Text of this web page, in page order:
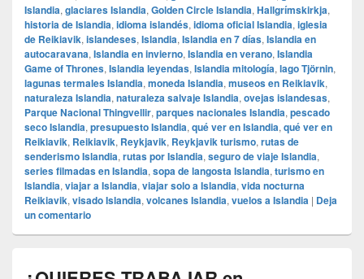
Islandia, glaciares Islandia, Golden Circle Islandia, Hallgrímskirkja,
historia de Islandia, idioma islandés, idioma oficial Islandia, iglesia
de Reikiavik, islandeses, Islandia, Islandia en 7 días, Islandia en
autocaravana, Islandia en invierno, Islandia en verano, Islandia
Game of Thrones, Islandia leyendas, Islandia mitología, lago Tjörnin,
lagunas termales Islandia, moneda Islandia, museos en Reikiavik,
naturaleza Islandia, naturaleza salvaje Islandia, ovejas islandesas,
Parque Nacional Thingvellir, parques nacionales Islandia, pescado
seco Islandia, presupuesto Islandia, qué ver en Islandia, qué ver en
Reikiavik, Reikiavik, Reykjavik, Reykjavik turismo, rutas de
senderismo Islandia, rutas por Islandia, seguro de viaje Islandia,
series filmadas en Islandia, sopa de langosta Islandia, turismo en
Islandia, viajar a Islandia, viajar solo a Islandia, vida nocturna
Reikiavik, visado Islandia, volcanes Islandia, vuelos a Islandia | Deja
un comentario